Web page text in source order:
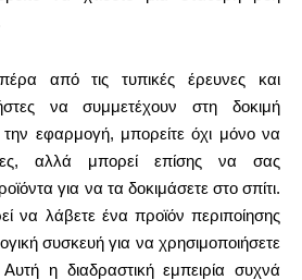
από τις τυπικές έρευνες και
να συμμετέχουν στη δοκιμή
εφαρμογή, μπορείτε όχι μόνο να
αλλά μπορεί επίσης να σας
για να τα δοκιμάσετε στο σπίτι.
να λάβετε ένα προϊόν περιποίησης
συσκευή για να χρησιμοποιήσετε
η διαδραστική εμπειρία συχνά